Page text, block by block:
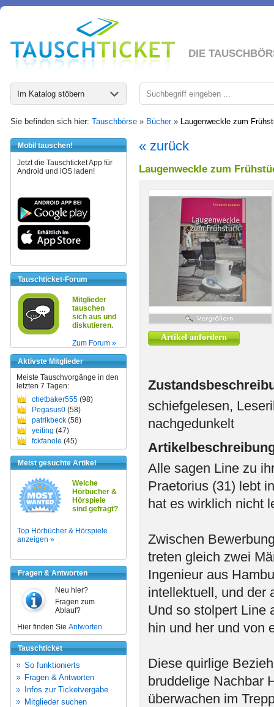
DIE
Im Katalog stöbern
Sie befinden sich hier: Tauschbörse » Bücher» Laugenweckle zum
Mobil tauschen!
Jetzt die Tauschticket App für
Android und iOS laden!
Tauschticket-Forum
Mitglieder
tauschen
sich aus und
diskutieren.
Zum Forum »
Aktivste Mitglieder
Meiste Tauschvorgänge in den
letzten 7 Tagen:
chetbaker555 (98)
Pegasus0 (58)
patrikbeck (58)
yeiting (47)
fckfanole (45)
Meist gesuchte Artikel
Welche
Hörbücher &
Hörspiele
sind gefragt?
Top Hörbücher & Hörspiele
anzeigen »
Fragen & Antworten
Neu hier?
Fragen zum
Ablauf?
Hier finden Sie Antworten
Tauschticket
So funktionierts
Fragen & Antworten
Infos zur Ticketvergabe
Mitglieder suchen
« zurück
Laugenweckle zum
Artikel anfordern
schiefgelesen,
nachgedunkelt
Alle sagen Line zu
Praetorius (31) lebt
hat es wirklich nicht
Zwischen
treten gleich zwei
Ingenieur aus
intellektuell, und der
Und so stolpert Line
hin und her und von
Diese quirlige
bruddelige Nachbar
überwachen im